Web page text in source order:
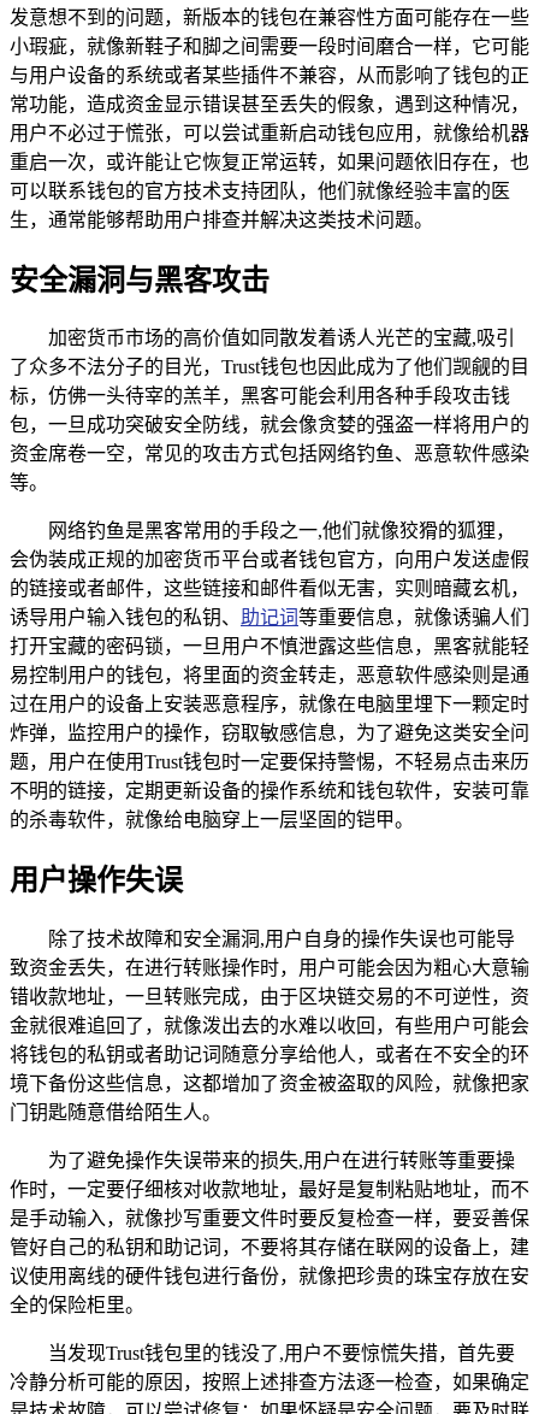
发意想不到的问题，新版本的钱包在兼容性方面可能存在一些
小瑕疵，就像新鞋子和脚之间需要一段时间磨合一样，它可能
与用户设备的系统或者某些插件不兼容，从而影响了钱包的正
常功能，造成资金显示错误甚至丢失的假象，遇到这种情况，
用户不必过于慌张，可以尝试重新启动钱包应用，就像给机器
重启一次，或许能让它恢复正常运转，如果问题依旧存在，也
可以联系钱包的官方技术支持团队，他们就像经验丰富的医
生，通常能够帮助用户排查并解决这类技术问题。
安全漏洞与黑客攻击
加密货币市场的高价值如同散发着诱人光芒的宝藏,吸引
了众多不法分子的目光，Trust钱包也因此成为了他们觊觎的目
标，仿佛一头待宰的羔羊，黑客可能会利用各种手段攻击钱
包，一旦成功突破安全防线，就会像贪婪的强盗一样将用户的
资金席卷一空，常见的攻击方式包括网络钓鱼、恶意软件感染
等。
网络钓鱼是黑客常用的手段之一,他们就像狡猾的狐狸，
会伪装成正规的加密货币平台或者钱包官方，向用户发送虚假
的链接或者邮件，这些链接和邮件看似无害，实则暗藏玄机，
诱导用户输入钱包的私钥、 助记词等重要信息，就像诱骗人们
打开宝藏的密码锁，一旦用户不慎泄露这些信息，黑客就能轻
易控制用户的钱包，将里面的资金转走，恶意软件感染则是通
过在用户的设备上安装恶意程序，就像在电脑里埋下一颗定时
炸弹，监控用户的操作，窃取敏感信息，为了避免这类安全问
题，用户在使用Trust钱包时一定要保持警惕，不轻易点击来历
不明的链接，定期更新设备的操作系统和钱包软件，安装可靠
的杀毒软件，就像给电脑穿上一层坚固的铠甲。
用户操作失误
除了技术故障和安全漏洞,用户自身的操作失误也可能导
致资金丢失，在进行转账操作时，用户可能会因为粗心大意输
错收款地址，一旦转账完成，由于区块链交易的不可逆性，资
金就很难追回了，就像泼出去的水难以收回，有些用户可能会
将钱包的私钥或者助记词随意分享给他人，或者在不安全的环
境下备份这些信息，这都增加了资金被盗取的风险，就像把家
门钥匙随意借给陌生人。
为了避免操作失误带来的损失,用户在进行转账等重要操
作时，一定要仔细核对收款地址，最好是复制粘贴地址，而不
是手动输入，就像抄写重要文件时要反复检查一样，要妥善保
管好自己的私钥和助记词，不要将其存储在联网的设备上，建
议使用离线的硬件钱包进行备份，就像把珍贵的珠宝存放在安
全的保险柜里。
当发现Trust钱包里的钱没了,用户不要惊慌失措，首先要
冷静分析可能的原因，按照上述排查方法逐一检查，如果确定